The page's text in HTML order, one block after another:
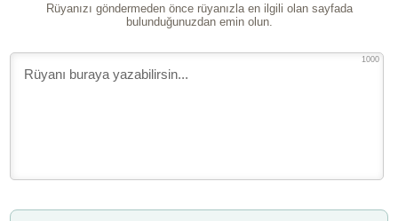
Rüyanızı göndermeden önce rüyanızla en ilgili olan sayfada
bulunduğunuzdan emin olun.
1000